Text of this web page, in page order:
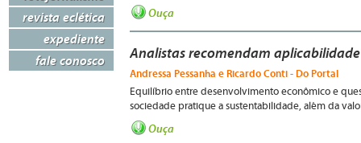
revista eclética
expediente
fale conosco
Ouça
Analistas recomendam
Andressa Pessanha e Ricardo Conti - Do Portal
Equilíbrio entre desenvolvimento econômico e
sociedade pratique a sustentabilidade, além da
Ouça